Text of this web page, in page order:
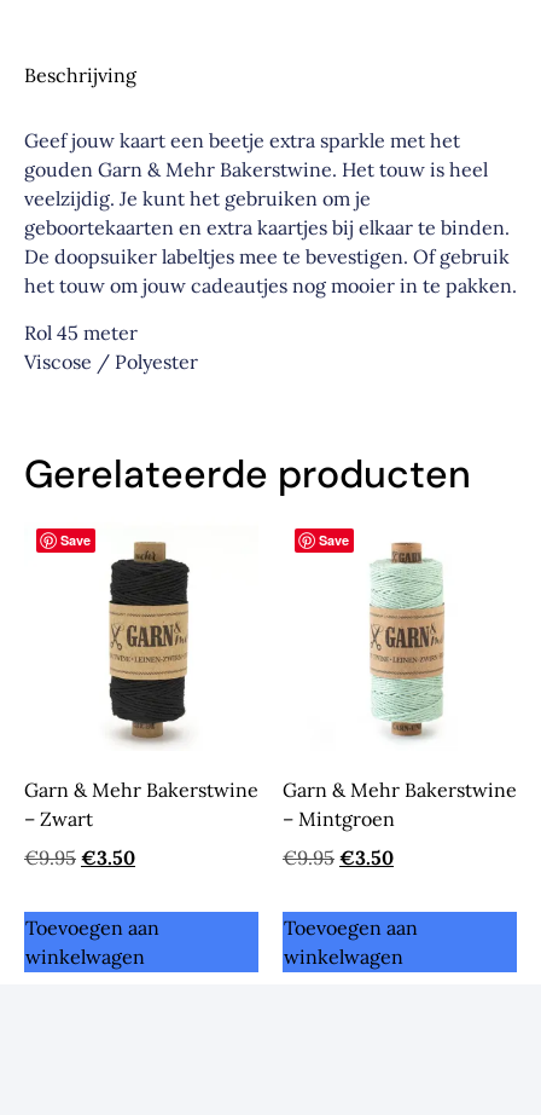
Beschrijving
Geef jouw kaart een beetje extra sparkle met het
gouden Garn & Mehr Bakerstwine. Het touw is heel
veelzijdig. Je kunt het gebruiken om je
geboortekaarten en extra kaartjes bij elkaar te binden.
De doopsuiker labeltjes mee te bevestigen. Of gebruik
het touw om jouw cadeautjes nog mooier in te pakken.
Rol 45 meter
Viscose / Polyester
Gerelateerde producten
Save
Garn & Mehr Bakerstwine
– Zwart
€9.95 €3.50
Toevoegen aan
winkelwagen
Save
Garn & Mehr Bakerstwine
– Mintgroen
€9.95 €3.50
Toevoegen aan
winkelwagen